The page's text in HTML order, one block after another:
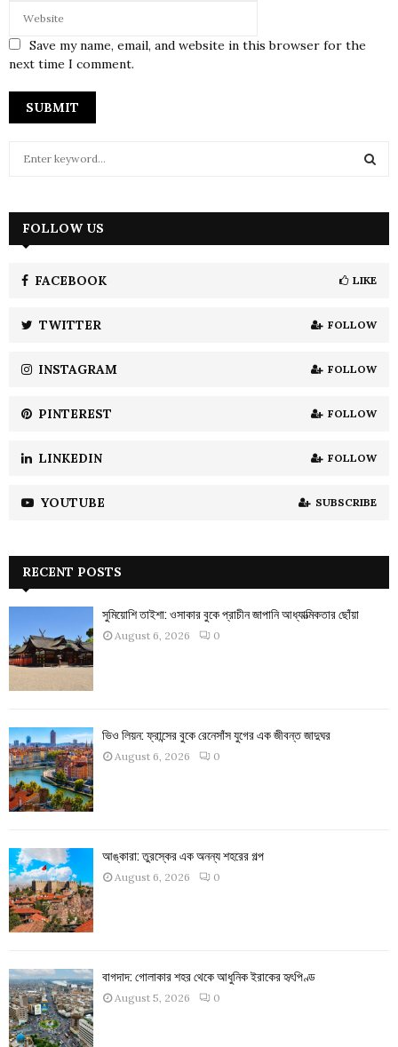
Save my name, email, and website in this browser for the
next time I comment.
h
H
FOLLOW US
FACEBOOK LIKE
TWITTER FOLLOW
INSTAGRAM FOLLOW
PINTEREST FOLLOW
LINKEDIN FOLLOW
YOUTUBE SUBSCRIBE
RECENT POSTS
সুমিয়োশি তাইশা: ওসাকার বুকে প্রাচীন জাপানি আধ্যাত্মিকতার ছোঁয়া
August 6, 2026 0
ভিও লিয়ন: ফ্রান্সের বুকে রেনেসাঁস যুগের এক জীবন্ত জাদুঘর
August 6, 2026 0
আঙ্কারা: তুরস্কের এক অনন্য শহরের গল্প
August 6, 2026 0
বাগদাদ: গোলাকার শহর থেকে আধুনিক ইরাকের হৃৎপিণ্ড
August 5, 2026 0